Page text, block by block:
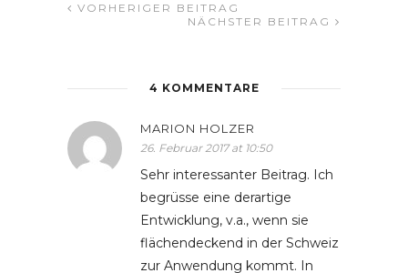
VORHERIGER BEITRAG
NÄCHSTER BEITRAG
4 KOMMENTARE
MARION HOLZER
26. Februar 2017 at 10:50
Sehr interessanter Beitrag. Ich
begrüsse eine derartige
Entwicklung, v.a., wenn sie
flächendeckend in der Schweiz
zur Anwendung kommt. In